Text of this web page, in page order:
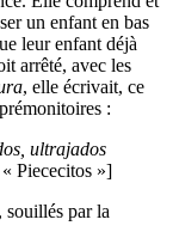
un enfant en bas
leur enfant déjà
arrêté, avec les
, elle écrivait, ce
:
ultrajados
Piececitos »]
souillés par la